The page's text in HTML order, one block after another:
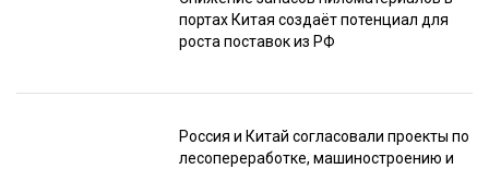
портах Китая создаёт потенциал для
роста поставок из РФ
Россия и Китай согласовали проекты по
лесопереработке, машиностроению и